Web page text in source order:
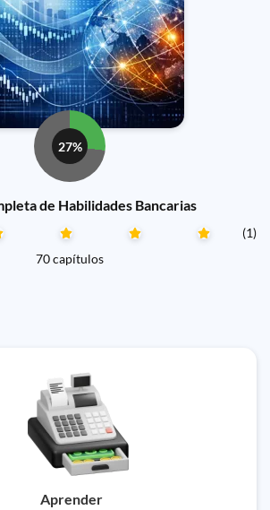
27%
de Habilidades Bancarias
(1)
70 capítulos
Aprender